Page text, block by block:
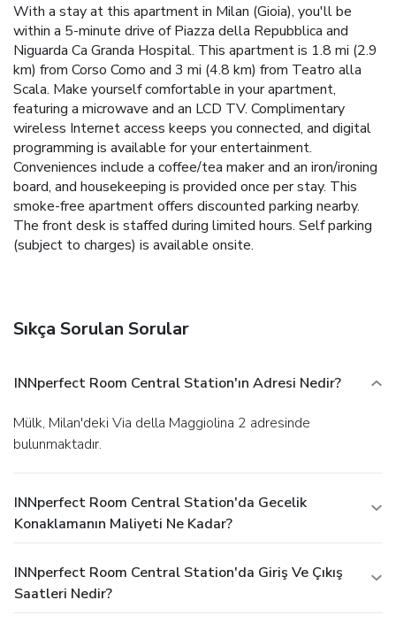
With a stay at this apartment in Milan (Gioia), you'll be
within a 5-minute drive of Piazza della Repubblica and
Niguarda Ca Granda Hospital. This apartment is 1.8 mi (2.9
km) from Corso Como and 3 mi (4.8 km) from Teatro alla
Scala. Make yourself comfortable in your apartment,
featuring a microwave and an LCD TV. Complimentary
wireless Internet access keeps you connected, and digital
programming is available for your entertainment.
Conveniences include a coffee/tea maker and an iron/ironing
board, and housekeeping is provided once per stay. This
smoke-free apartment offers discounted parking nearby.
The front desk is staffed during limited hours. Self parking
(subject to charges) is available onsite.
Sıkça Sorulan Sorular
INNperfect Room Central Station'ın Adresi Nedir?
Mülk, Milan'deki Via della Maggiolina 2 adresinde
bulunmaktadır.
INNperfect Room Central Station'da Gecelik
Konaklamanın Maliyeti Ne Kadar?
INNperfect Room Central Station'da Giriş Ve Çıkış
Saatleri Nedir?